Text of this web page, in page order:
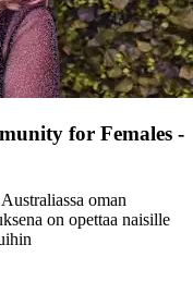
for Females -
oman
on opettaa naisille